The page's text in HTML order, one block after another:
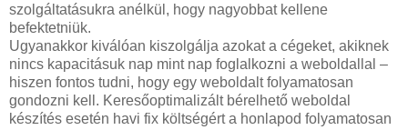
szolgáltatásukra anélkül, hogy nagyobbat kellene
befektetniük.
Ugyanakkor kiválóan kiszolgálja azokat a cégeket, akiknek
nincs kapacitásuk nap mint nap foglalkozni a weboldallal –
hiszen fontos tudni, hogy egy weboldalt folyamatosan
gondozni kell. Keresőoptimalizált bérelhető weboldal
készítés esetén havi fix költségért a honlapod folyamatosan